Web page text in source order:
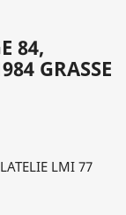
84,
GRASSE
LMI 77